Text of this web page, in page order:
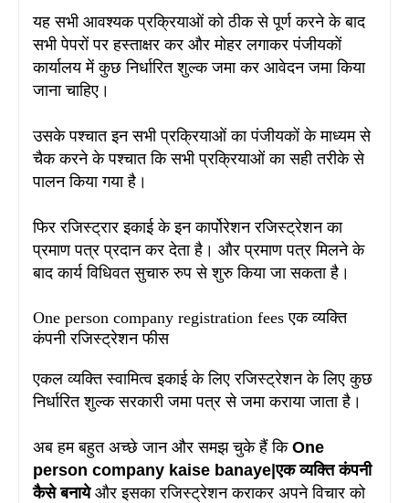
यह सभी आवश्यक प्रक्रियाओं को ठीक से पूर्ण करने के बाद
सभी पेपरों पर हस्ताक्षर कर और मोहर लगाकर पंजीयकों
कार्यालय में कुछ निर्धारित शुल्क जमा कर आवेदन जमा किया
जाना चाहिए।
उसके पश्चात इन सभी प्रक्रियाओं का पंजीयकों के माध्यम से
चैक करने के पश्चात कि सभी प्रक्रियाओं का सही तरीके से
पालन किया गया है ।
फिर रजिस्ट्रार इकाई के इन कार्पोरेशन रजिस्ट्रेशन का
प्रमाण पत्र प्रदान कर देता है। और प्रमाण पत्र मिलने के
बाद कार्य विधिवत सुचारु रुप से शुरु किया जा सकता है।
One person company registration fees एक व्यक्ति
कंपनी रजिस्ट्रेशन फीस
एकल व्यक्ति स्वामित्व इकाई के लिए रजिस्ट्रेशन के लिए कुछ
निर्धारित शुल्क सरकारी जमा पत्र से जमा कराया जाता है।
अब हम बहुत अच्छे जान और समझ चुके हैं कि One
person company kaise banaye|एक व्यक्ति कंपनी
कैसे बनायेऔर इसका रजिस्ट्रेशन कराकर अपने विचार को